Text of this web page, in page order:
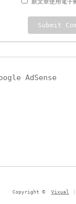
AdSense
Copyright ©Vixual